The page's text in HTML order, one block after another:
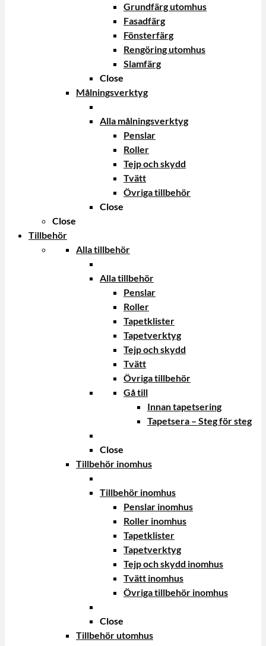
Grundfärg utomhus
Fasadfärg
Fönsterfärg
Rengöring utomhus
Slamfärg
Close
Målningsverktyg
Alla målningsverktyg
Penslar
Roller
Tejp och skydd
Tvätt
Övriga tillbehör
Close
Close
Tillbehör
Alla tillbehör
Alla tillbehör
Penslar
Roller
Tapetklister
Tapetverktyg
Tejp och skydd
Tvätt
Övriga tillbehör
Gå till
Innan tapetsering
Tapetsera – Steg för steg
Close
Tillbehör inomhus
Tillbehör inomhus
Penslar inomhus
Roller inomhus
Tapetklister
Tapetverktyg
Tejp och skydd inomhus
Tvätt inomhus
Övriga tillbehör inomhus
Close
Tillbehör utomhus